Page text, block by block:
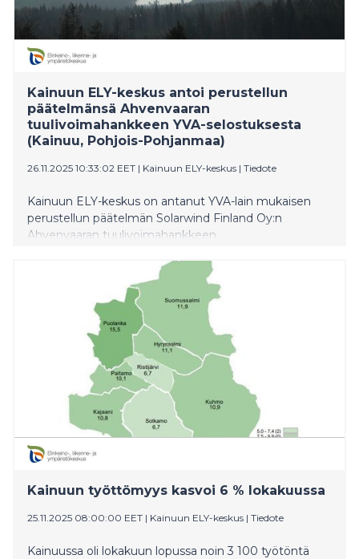
Kainuun ELY-keskus antoi perustellun
päätelmänsä Ahvenvaaran
tuulivoimahankkeen YVA-selostuksesta
(Kainuu, Pohjois-Pohjanmaa)
26.11.2025 10:33:02 EET | Kainuun ELY-keskus | Tiedote
Kainuun ELY-keskus on antanut YVA-lain mukaisen
perustellun päätelmän Solarwind Finland Oy:n
Ahvenvaaran tuulivoimahankkeen
Arviointiselostuksen katsotaan oleellisin osin täyttävän
YVA-lain ja -asetuksen sisältövaatimukset.
Perustellussa päätelmässä erityistä huomiota
kiinnitettiin luonnon monimuotoisuuteen, maisemaan
ja vesistöihin kohdistuviin vaikutuksiin sekä
yhteisvaikutuksiin muiden tuulivoimahankkeiden
kanssa. Lisäksi siinä korostettiin
lieventämistoimenpiteiden tärkeyttä.
Kainuun työttömyys kasvoi 6 % lokakuussa
25.11.2025 08:00:00 EET | Kainuun ELY-keskus | Tiedote
Kainuussa oli lokakuun lopussa noin 3 100 työtöntä